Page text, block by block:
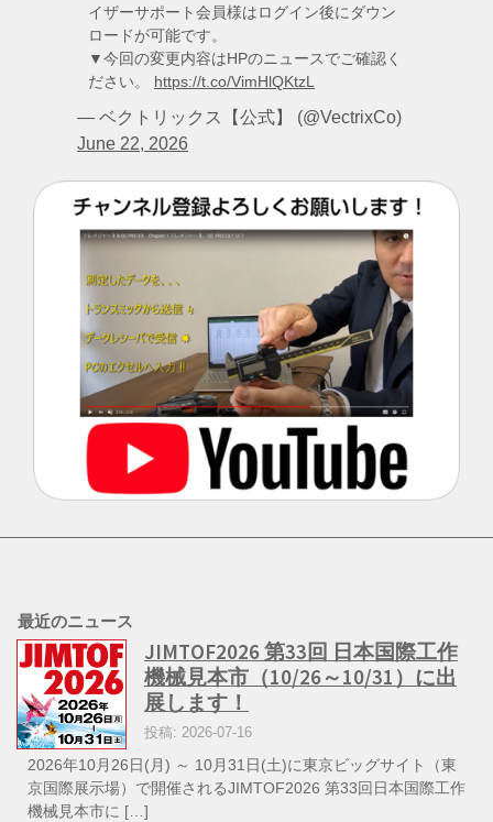
イザーサポート会員様はログイン後にダウン
ロードが可能です。
▼今回の変更内容はHPのニュースでご確認く
ださい。 https://t.co/VimHlQKtzL
— ベクトリックス【公式】 (@VectrixCo)
June 22, 2026
最近のニュース
JIMTOF2026 第33回 日本国際工作
機械見本市（10/26～10/31）に出
展します！
投稿: 2026-07-16
2026年10月26日(月) ～ 10月31日(土)に東京ビッグサイト（東
京国際展示場）で開催されるJIMTOF2026 第33回日本国際工作
機械見本市に […]